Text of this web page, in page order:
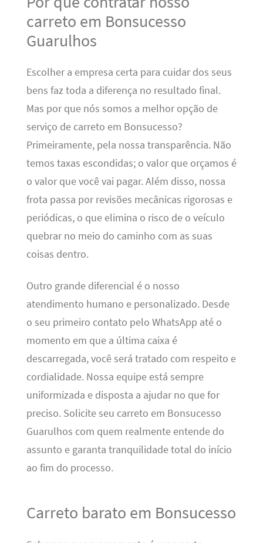
carreto em Bonsucesso
Guarulhos
Escolher a empresa certa para cuidar dos seus
bens faz toda a diferença no resultado final.
Mas por que nós somos a melhor opção de
serviço de carreto em Bonsucesso?
Primeiramente, pela nossa transparência. Não
temos taxas escondidas; o valor que orçamos é
o valor que você vai pagar. Além disso, nossa
frota passa por revisões mecânicas rigorosas e
periódicas, o que elimina o risco de o veículo
quebrar no meio do caminho com as suas
coisas dentro.
Outro grande diferencial é o nosso
atendimento humano e personalizado. Desde
o seu primeiro contato pelo WhatsApp até o
momento em que a última caixa é
descarregada, você será tratado com respeito e
cordialidade. Nossa equipe está sempre
uniformizada e disposta a ajudar no que for
preciso. Solicite seu carreto em Bonsucesso
Guarulhos com quem realmente entende do
assunto e garanta tranquilidade total do início
ao fim do processo.
Carreto barato em Bonsucesso